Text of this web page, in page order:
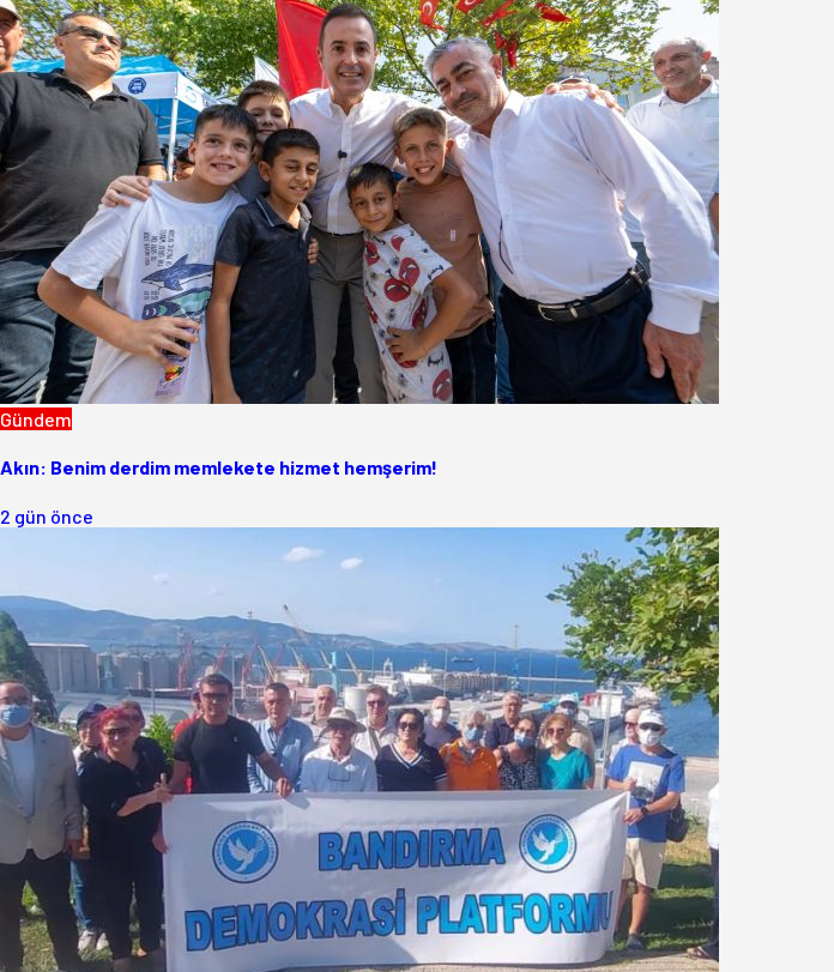
Gündem
Akın: Benim derdim memlekete hizmet hemşerim!
2 gün önce